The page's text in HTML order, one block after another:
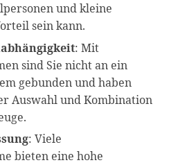
und kleine
sein kann.
: Mit
sind Sie nicht an ein
gebunden und haben
Auswahl und Kombination
: Viele
bieten eine hohe